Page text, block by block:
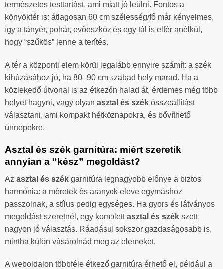
természetes testtartást, ami miatt jó leülni. Fontos a
könyöktér is: átlagosan 60 cm szélesség/fő már kényelmes,
így a tányér, pohár, evőeszköz és egy tál is elfér anélkül,
hogy “szűkös” lenne a terítés.
A tér a központi elem körül legalább ennyire számít: a szék
kihúzásához jó, ha 80–90 cm szabad hely marad. Ha a
közlekedő útvonal is az étkezőn halad át, érdemes még több
helyet hagyni, vagy olyan asztal és szék összeállítást
választani, ami kompakt hétköznapokra, és bővíthető
ünnepekre.
Asztal és szék garnitúra: miért szeretik
annyian a “kész” megoldást?
Az asztal és szék garnitúra legnagyobb előnye a biztos
harmónia: a méretek és arányok eleve egymáshoz
passzolnak, a stílus pedig egységes. Ha gyors és látványos
megoldást szeretnél, egy komplettasztal és szék szett
nagyon jó választás. Ráadásul sokszor gazdaságosabb is,
mintha külön vásárolnád meg az elemeket.
A weboldalon többféle étkező garnitúra érhető el, például a